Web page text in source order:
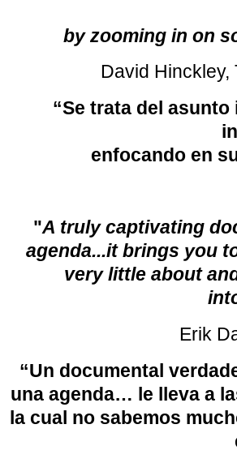
by zooming in on
David Hinckley,
“Se trata del
enfocando en
"A truly captivating
agenda...it brings you
very little about
Erik
“Un documental
una agenda… le lleva a
la cual no sabemos